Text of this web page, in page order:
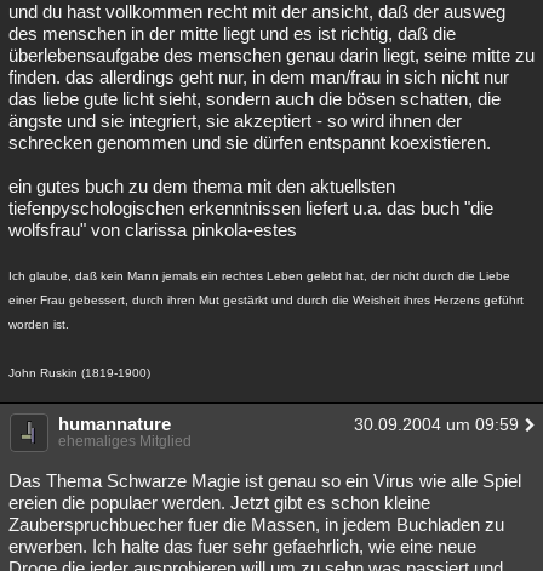
und du hast vollkommen recht mit der ansicht, daß der ausweg
des menschen in der mitte liegt und es ist richtig, daß die
überlebensaufgabe des menschen genau darin liegt, seine mitte zu
finden. das allerdings geht nur, in dem man/frau in sich nicht nur
das liebe gute licht sieht, sondern auch die bösen schatten, die
ängste und sie integriert, sie akzeptiert - so wird ihnen der
schrecken genommen und sie dürfen entspannt koexistieren.
ein gutes buch zu dem thema mit den aktuellsten
tiefenpyschologischen erkenntnissen liefert u.a. das buch "die
wolfsfrau" von clarissa pinkola-estes
Ich glaube, daß kein Mann jemals ein rechtes Leben gelebt hat, der nicht durch die Liebe
einer Frau gebessert, durch ihren Mut gestärkt und durch die Weisheit ihres Herzens geführt
worden ist.
John Ruskin (1819-1900)
humannature 30.09.2004 um 09:59
ehemaliges Mitglied
Das Thema Schwarze Magie ist genau so ein Virus wie alle Spiel
ereien die populaer werden. Jetzt gibt es schon kleine
Zauberspruchbuecher fuer die Massen, in jedem Buchladen zu
erwerben. Ich halte das fuer sehr gefaehrlich, wie eine neue